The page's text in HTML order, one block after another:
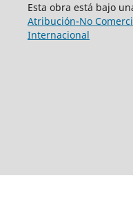
Esta obra está bajo
Atribución-No
Internacional